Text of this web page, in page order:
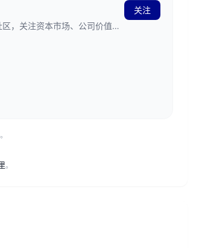
，关注资本市场、公司价值、
关注
。
。